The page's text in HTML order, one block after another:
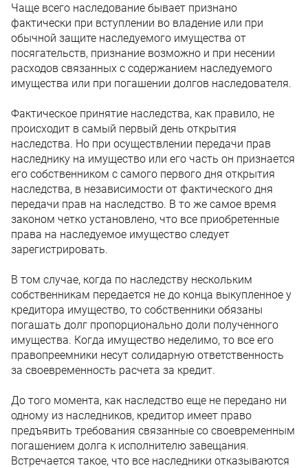
Чаще всего наследование бывает признано
фактически при вступлении во владение или при
обычной защите наследуемого имущества от
посягательств, признание возможно и при несении
расходов связанных с содержанием наследуемого
имущества или при погашении долгов наследователя.
Фактическое принятие наследства, как правило, не
происходит в самый первый день открытия
наследства. Но при осуществлении передачи прав
наследнику на имущество или его часть он признается
его собственником с самого первого дня открытия
наследства, в независимости от фактического дня
передачи прав на наследство. В то же самое время
законом четко установлено, что все приобретенные
права на наследуемое имущество следует
зарегистрировать.
В том случае, когда по наследству нескольким
собственникам передается не до конца выкупленное у
кредитора имущество, то собственники обязаны
погашать долг пропорционально доли полученного
имущества. Когда имущество неделимо, то все его
правопреемники несут солидарную ответственность
за своевременность расчета за кредит.
До того момента, как наследство еще не передано ни
одному из наследников, кредитор имеет право
предъявить требования связанные со своевременным
погашением долга к исполнителю завещания.
Встречается такое, что все наследники отказываются